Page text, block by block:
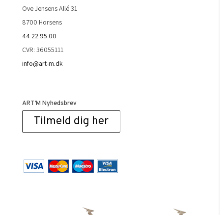
Ove Jensens Allé 31
8700 Horsens
44 22 95 00
CVR: 36055111
info@art-m.dk
ART’M Nyhedsbrev
Tilmeld dig her